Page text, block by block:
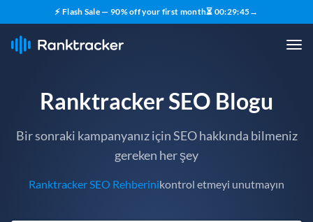
⚡ Flash Sale — 90% off your first month⏳ 00:29:44→
Ranktracker SEO Blogu
Bir sonraki kampanyanız için SEO hakkında bilmeniz
gereken her şey
Ranktracker SEO Rehberinikontrol etmeyi unutmayın